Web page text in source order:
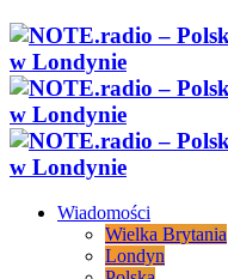
Wiadomości
Wielka Brytania
Londyn